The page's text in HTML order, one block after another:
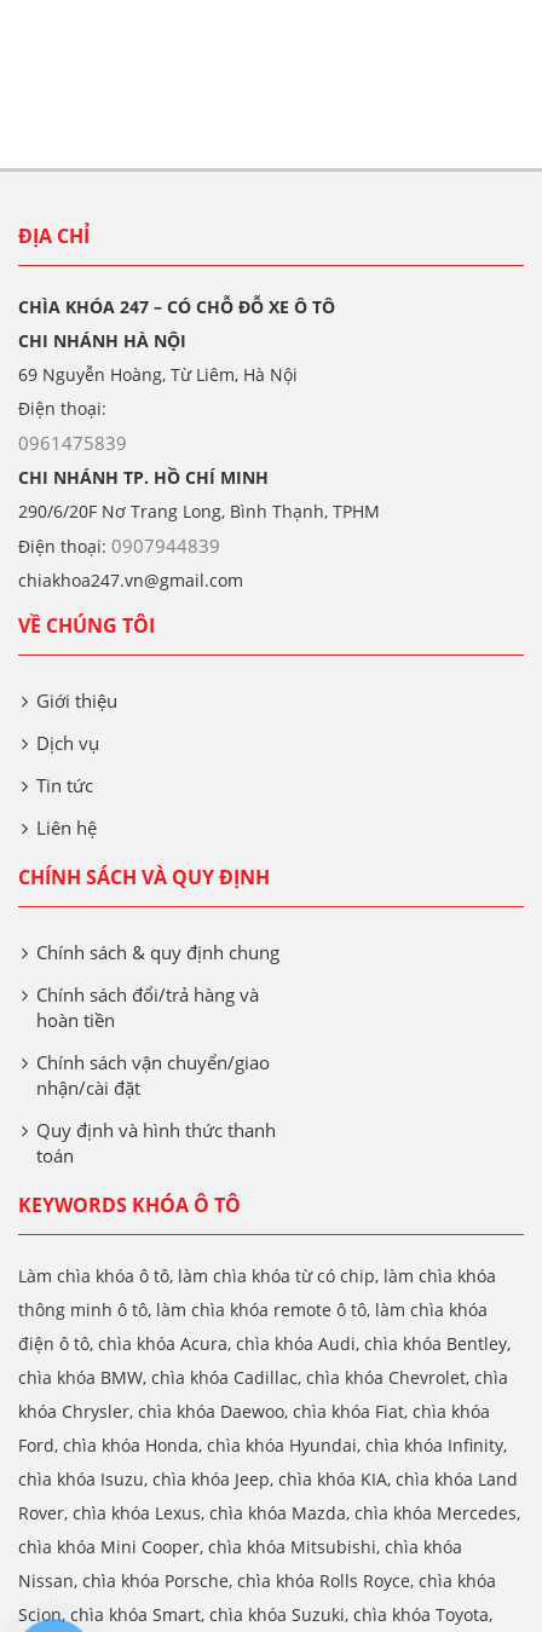
ĐỊA CHỈ
CHÌA KHÓA 247 – CÓ CHỖ ĐỖ XE Ô TÔ
CHI NHÁNH HÀ NỘI
69 Nguyễn Hoàng, Từ Liêm, Hà Nội
Điện thoại:
0961475839
CHI NHÁNH TP. HỒ CHÍ MINH
290/6/20F Nơ Trang Long, Bình Thạnh, TPHM
Điện thoại: 0907944839
chiakhoa247.vn@gmail.com
VỀ CHÚNG TÔI
Giới thiệu
Dịch vụ
Tin tức
Liên hệ
CHÍNH SÁCH VÀ QUY ĐỊNH
Chính sách & quy định chung
Chính sách đổi/trả hàng và
hoàn tiền
Chính sách vận chuyển/giao
nhận/cài đặt
Quy định và hình thức thanh
toán
KEYWORDS KHÓA Ô TÔ
Làm chìa khóa ô tô, làm chìa khóa từ có chip, làm chìa khóa
thông minh ô tô, làm chìa khóa remote ô tô, làm chìa khóa
điện ô tô, chìa khóa Acura, chìa khóa Audi, chìa khóa Bentley,
chìa khóa BMW, chìa khóa Cadillac, chìa khóa Chevrolet, chìa
khóa Chrysler, chìa khóa Daewoo, chìa khóa Fiat, chìa khóa
Ford, chìa khóa Honda, chìa khóa Hyundai, chìa khóa Infinity,
chìa khóa Isuzu, chìa khóa Jeep, chìa khóa KIA, chìa khóa Land
Rover, chìa khóa Lexus, chìa khóa Mazda, chìa khóa Mercedes,
chìa khóa Mini Cooper, chìa khóa Mitsubishi, chìa khóa
Nissan, chìa khóa Porsche, chìa khóa Rolls Royce, chìa khóa
Scion, chìa khóa Smart, chìa khóa Suzuki, chìa khóa Toyota,